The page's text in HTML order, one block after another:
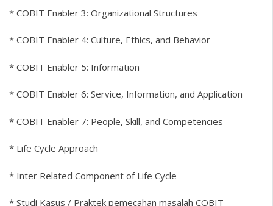
* COBIT Enabler 3: Organizational Structures
* COBIT Enabler 4: Culture, Ethics, and Behavior
* COBIT Enabler 5: Information
* COBIT Enabler 6: Service, Information, and Application
* COBIT Enabler 7: People, Skill, and Competencies
* Life Cycle Approach
* Inter Related Component of Life Cycle
* Studi Kasus / Praktek pemecahan masalah COBIT